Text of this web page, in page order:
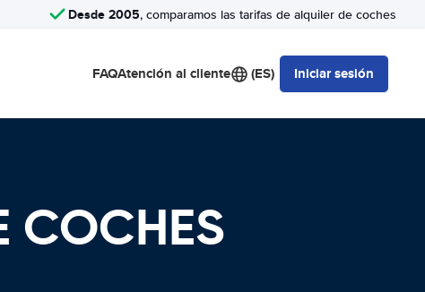
Desde 2005, comparamos las tarifas de alquiler de coches
FAQAtención al cliente (ES) Iniciar sesión
COCHES